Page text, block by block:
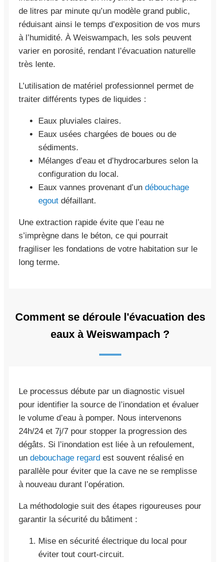
de litres par minute qu’un modèle grand public,
réduisant ainsi le temps d’exposition de vos murs
à l’humidité. À Weiswampach, les sols peuvent
varier en porosité, rendant l’évacuation naturelle
très lente.
L’utilisation de matériel professionnel permet de
traiter différents types de liquides :
Eaux pluviales claires.
Eaux usées chargées de boues ou de
sédiments.
Mélanges d’eau et d’hydrocarbures selon la
configuration du local.
Eaux vannes provenant d’un débouchage
egout défaillant.
Une extraction rapide évite que l’eau ne
s’imprègne dans le béton, ce qui pourrait
fragiliser les fondations de votre habitation sur le
long terme.
Comment se déroule l'évacuation des
eaux à Weiswampach ?
Le processus débute par un diagnostic visuel
pour identifier la source de l’inondation et évaluer
le volume d’eau à pomper. Nous intervenons
24h/24 et 7j/7 pour stopper la progression des
dégâts. Si l’inondation est liée à un refoulement,
un debouchage regard est souvent réalisé en
parallèle pour éviter que la cave ne se remplisse
à nouveau durant l’opération.
La méthodologie suit des étapes rigoureuses pour
garantir la sécurité du bâtiment :
Mise en sécurité électrique du local pour
éviter tout court-circuit.